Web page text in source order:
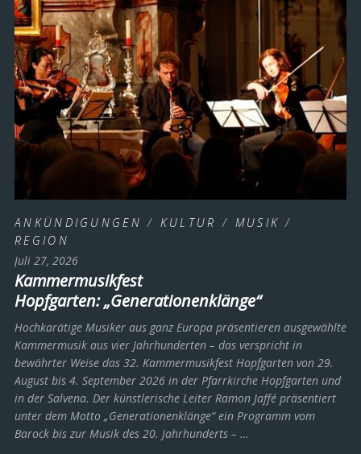
ANKÜNDIGUNGEN / KULTUR / MUSIK /
REGION
Juli 27, 2026
Kammermusikfest
Hopfgarten: „Generationenklänge“
Hochkarätige Musiker aus ganz Europa präsentieren ausgewählte
Kammermusik aus vier Jahrhunderten – das verspricht in
bewährter Weise das 32. Kammermusikfest Hopfgarten von 29.
August bis 4. September 2026 in der Pfarrkirche Hopfgarten und
in der Salvena. Der künstlerische Leiter Ramon Jaffé präsentiert
unter dem Motto „Generationenklänge“ ein Programm vom
Barock bis zur Musik des 20. Jahrhunderts ­– …